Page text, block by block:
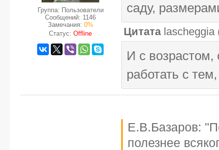
Группа: Пользователи
Сообщений: 1146
Замечания: 0%
Статус: Offline
саду,
Цитата lascheggia
И с
работать с
Е.В.Базаров:
полезнее